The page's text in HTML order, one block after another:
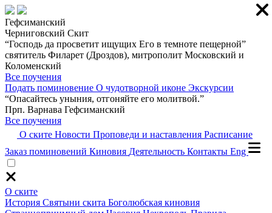
Гефсиманский
Черниговский Скит
“Господь да просветит ищущих Его в темноте пещерной”
святитель Филарет (Дроздов), митрополит Московский и
Коломенский
Все поучения
Подать поминовение О чудотворной иконе Экскурсии
“Опасайтесь уныния, отгоняйте его молитвой.”
Прп. Варнава Гефсиманский
Все поучения
О ските Новости Проповеди и наставления Расписание
Заказ поминовений Киновия Деятельность Контакты Eng
О ските
История Святыни скита Боголюбская киновия